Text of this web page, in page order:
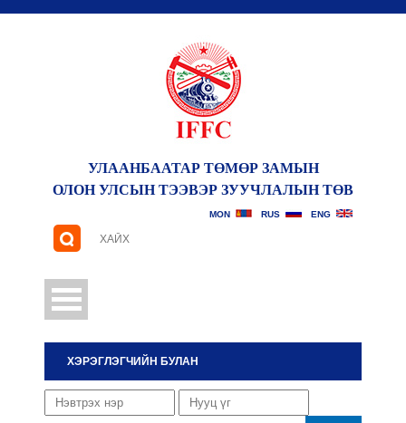
УЛААНБААТАР ТӨМӨР ЗАМЫН
ОЛОН УЛСЫН ТЭЭВЭР ЗУУЧЛАЛЫН ТӨВ
MON RUS ENG
ХЭРЭГЛЭГЧИЙН БУЛАН